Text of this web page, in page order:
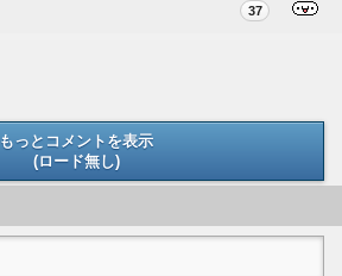
37
もっとコメントを表示
(ロード無し)